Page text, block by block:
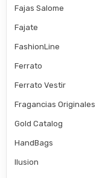
Fajas Salome
Fajate
FashionLine
Ferrato
Ferrato Vestir
Fragancias Originales
Gold Catalog
HandBags
Ilusion